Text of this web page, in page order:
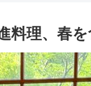
料理、春